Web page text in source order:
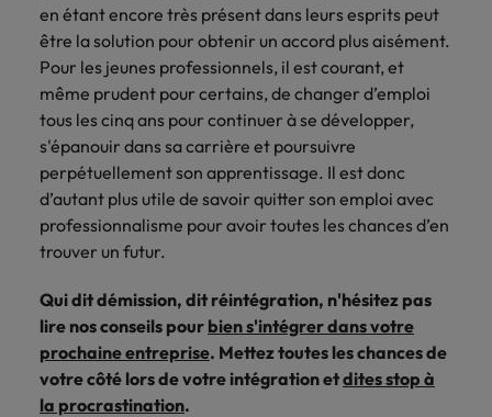
en étant encore très présent dans leurs esprits peut
être la solution pour obtenir un accord plus aisément.
Pour les jeunes professionnels, il est courant, et
même prudent pour certains, de changer d’emploi
tous les cinq ans pour continuer à se développer,
s'épanouir dans sa carrière et poursuivre
perpétuellement son apprentissage. Il est donc
d’autant plus utile de savoir quitter son emploi avec
professionnalisme pour avoir toutes les chances d’en
trouver un futur.
Qui dit démission, dit réintégration, n'hésitez pas
lire nos conseils pour bien s'intégrer dans votre
prochaine entreprise. Mettez toutes les chances de
votre côté lors de votre intégration etdites stop à
la procrastination.